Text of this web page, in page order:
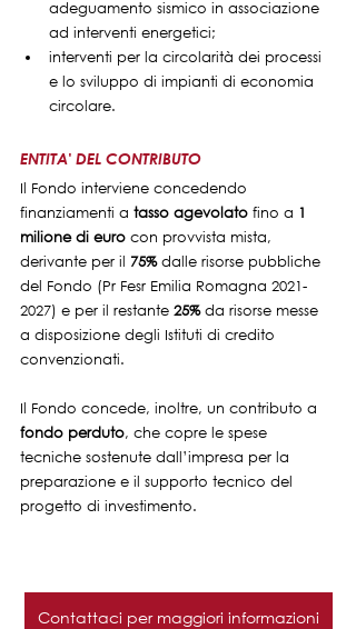
adeguamento sismico in associazione
ad interventi energetici;
interventi per la circolarità dei processi
e lo sviluppo di impianti di economia
circolare.
ENTITA' DEL CONTRIBUTO
Il Fondo interviene concedendo
finanziamenti a tasso agevolato fino a 1
milione di euro con provvista mista,
derivante per il 75% dalle risorse pubbliche
del Fondo (Pr Fesr Emilia Romagna 2021-
2027) e per il restante 25% da risorse messe
a disposizione degli Istituti di credito
convenzionati.
Il Fondo concede, inoltre, un contributo a
fondo perduto, che copre le spese
tecniche sostenute dall’impresa per la
preparazione e il supporto tecnico del
progetto di investimento.
Contattaci per maggiori informazioni